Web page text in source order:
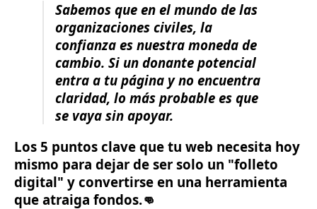
Sabemos que en el mundo de las
organizaciones civiles, la
confianza es nuestra moneda de
cambio. Si un donante potencial
entra a tu página y no encuentra
claridad, lo más probable es que
se vaya sin apoyar.
Los 5 puntos clave que tu web necesita hoy
mismo para dejar de ser solo un "folleto
digital" y convertirse en una herramienta
que atraiga fondos.👊